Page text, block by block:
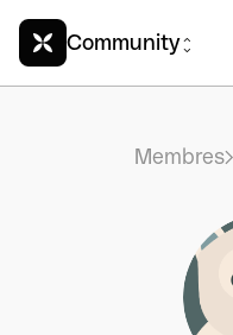
Community
Membres